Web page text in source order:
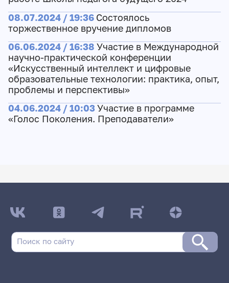
08.07.2024 / 19:36 Состоялось
торжественное вручение дипломов
06.06.2024 / 16:38 Участие в Международной
научно-практической конференции
«Искусственный интеллект и цифровые
образовательные технологии: практика, опыт,
проблемы и перспективы»
04.06.2024 / 10:03Участие в программе
«Голос Поколения. Преподаватели»